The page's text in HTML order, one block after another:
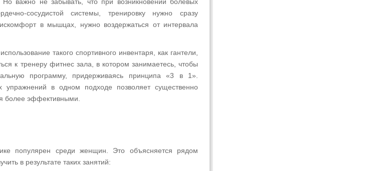
сосудистой системы, тренировку нужно сразу
в мышцах, нужно воздержаться от интервала
такого спортивного инвентаря, как гантели,
к тренеру фитнес зала, в котором занимаетесь, чтобы
программу, придерживаясь принципа «3 в 1».
упражнений в одном подходе позволяет существенно
более эффективными.
популярен среди женщин. Это объясняется рядом
в результате таких занятий: